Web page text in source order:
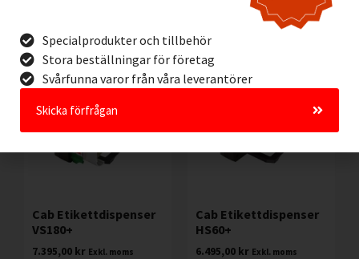
Andra kunder köpte också
Cab Etikettdispenser
VS180+
7.395,00 kr Exkl. moms
Cab Etikettdispenser
HS60+
6.495,00 kr Exkl. moms
Specialprodukter och tillbehör
Stora beställningar för företag
Svårfunna varor från våra leverantörer
Skicka förfrågan